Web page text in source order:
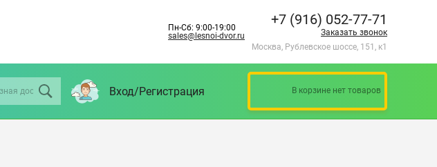
Пн-Сб: 9:00-19:00
sales@lesnoi-dvor.ru
+7 (916) 052-77-71
Заказать звонок
Москва, Рублевское шоссе, 151, к1
Вход/Регистрация В корзине нет товаров